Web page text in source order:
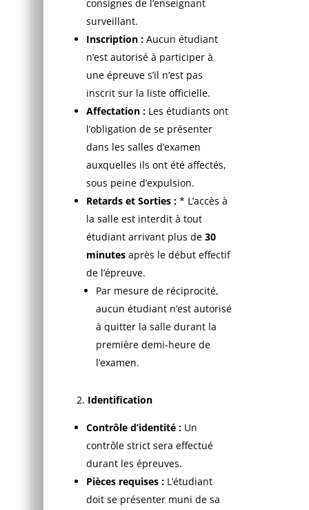
consignes de l’enseignant
surveillant.
Inscription :Aucun étudiant
n’est autorisé à participer à
une épreuve s’il n’est pas
inscrit sur la liste officielle.
Affectation :Les étudiants ont
l’obligation de se présenter
dans les salles d’examen
auxquelles ils ont été affectés,
sous peine d’expulsion.
Retards et Sorties :* L’accès à
la salle est interdit à tout
étudiant arrivant plus de 30
minutesaprès le début effectif
de l’épreuve.
Par mesure de réciprocité,
aucun étudiant n’est autorisé
à quitter la salle durant la
première demi-heure de
l’examen.
Identification
Contrôle d’identité :Un
contrôle strict sera effectué
durant les épreuves.
Pièces requises :L’étudiant
doit se présenter muni de sa